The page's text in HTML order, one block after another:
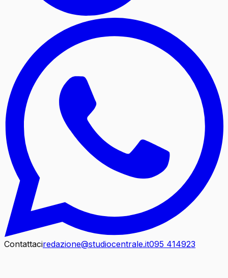
Contattaciredazione@studiocentrale.it095 414923